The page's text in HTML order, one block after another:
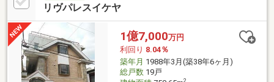
リヴパレスイケヤ
1億7,000万円
利回り 8.04％
築年月 1988年3月(築38年6ヶ月)
総戸数19戸